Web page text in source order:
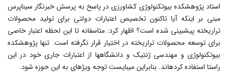
استاد پژوهشکده بیوتکنولوژی کشاورزی در پاسخ به پرسش خبرنگار سیناپرس
مبنی بر اینکه آیا تاکنون تخصیص اعتبارات دولتی برای تولید محصولات
تراریخته پیش‎بینی شده است؟ اظهار کرد: متاسفانه تا این لحظه اعتبار خاصی
برای توسعه محصولات تراریخته در اختیار قرار نگرفته است. تنها پژوهشکده
بیوتکنولوژی و مهندسی ژنتیک و دانشگاه‎ها از اعتبارات جاری خود در این
راستا استفاده کرده‎اند. بنابراین می‎بایست توجه ویژه‎ای به این حوزه شود.